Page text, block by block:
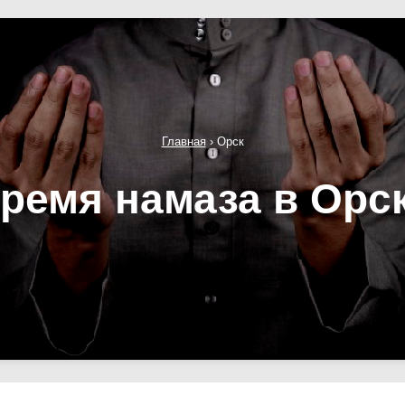
Главная› Орск
намаза в